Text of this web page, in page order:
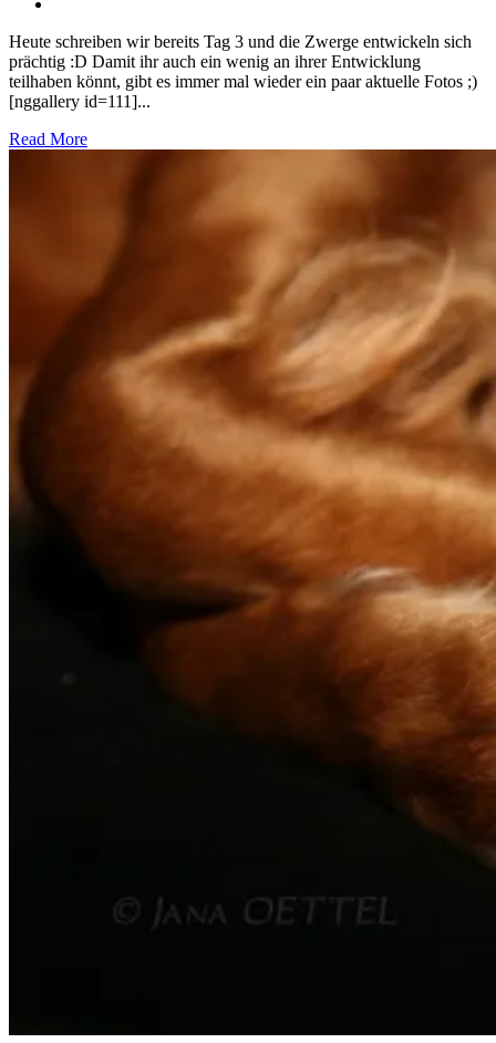
Heute schreiben wir bereits Tag 3 und die Zwerge entwickeln sich
prächtig :D Damit ihr auch ein wenig an ihrer Entwicklung
teilhaben könnt, gibt es immer mal wieder ein paar aktuelle Fotos ;)
[nggallery id=111]...
Read More